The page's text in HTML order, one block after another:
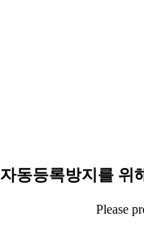
자동등록방지를 위
Please